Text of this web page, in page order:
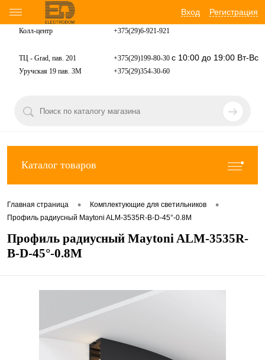
Вход Регистрация
Колл-центр +375(29)6-921-921
ТЦ - Grad, пав. 201 +375(29)199-80-30 с 10:00 до 19:00 Вт-Вс
Уручская 19 пав. 3М +375(29)354-30-60
Каталог товаров
Главная страница • Комплектующие для светильников •
Профиль радиусный Maytoni ALM-3535R-B-D-45°-0.8M
Профиль радиусный Maytoni ALM-3535R-
B-D-45°-0.8M